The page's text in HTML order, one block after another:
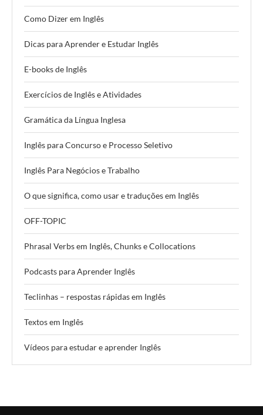
Como Dizer em Inglês
Dicas para Aprender e Estudar Inglês
E-books de Inglês
Exercícios de Inglês e Atividades
Gramática da Língua Inglesa
Inglês para Concurso e Processo Seletivo
Inglês Para Negócios e Trabalho
O que significa, como usar e traduções em Inglês
OFF-TOPIC
Phrasal Verbs em Inglês, Chunks e Collocations
Podcasts para Aprender Inglês
Teclinhas – respostas rápidas em Inglês
Textos em Inglês
Vídeos para estudar e aprender Inglês